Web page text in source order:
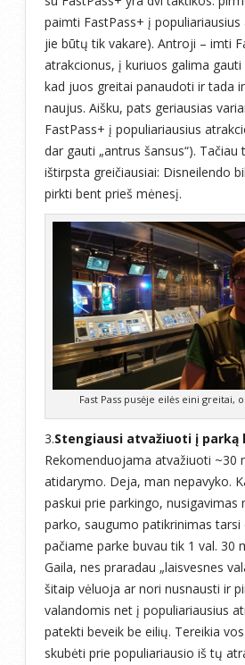
paimti FastPass+ į
jie būtų tik vakare). Antroji – imti
atrakcionus, į kuriuos galima gauti
kad juos greitai panaudoti ir tada
naujus. Aišku, pats geriausias
FastPass+ į populiariausius
dar gauti „antrus šansus“). Tačiau
ištirpsta greičiausiai: Disneilendo
pirkti bent prieš mėnesį.
Fast Pass pusėje eilės eini greitai,
3.Stengiausi atvažiuoti į parką
Rekomenduojama atvažiuoti ~30
atidarymo. Deja, man nepavyko.
paskui prie parkingo, nusigavimas
parko, saugumo patikrinimas tarsi
pačiame parke buvau tik 1 val. 30
Gaila, nes praradau „laisvesnes
šitaip vėluoja ar nori nusnausti ir
valandomis net į populiariausius
patekti beveik be eilių. Tereikia
skubėti prie populiariausio iš tų